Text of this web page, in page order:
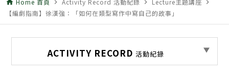
home navigate_next navigate_next navigate_next
【編劇指南】徐漢強：「如何在類型寫作中寫自己的故事」
ACTIVITY RECORD 活動紀錄